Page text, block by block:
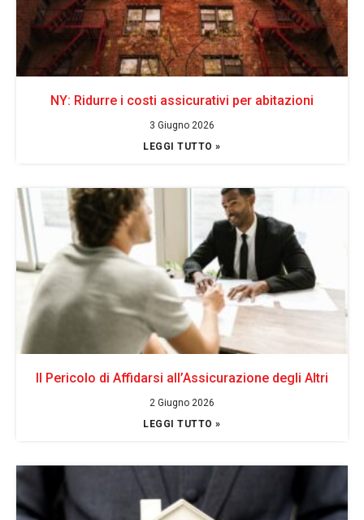
NY: Ridurre i costi assicurativi per abitazioni
3 Giugno 2026
LEGGI TUTTO »
Il Pericolo di Affidarsi all’Assicurazione degli Altri
2 Giugno 2026
LEGGI TUTTO »